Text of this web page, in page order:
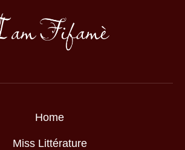
Home
Miss Littérature